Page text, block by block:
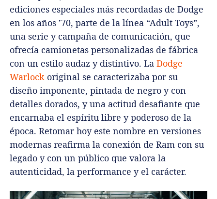
ediciones especiales más recordadas de Dodge
en los años ’70, parte de la línea “Adult Toys”,
una serie y campaña de comunicación, que
ofrecía camionetas personalizadas de fábrica
con un estilo audaz y distintivo. La Dodge
Warlock original se caracterizaba por su
diseño imponente, pintada de negro y con
detalles dorados, y una actitud desafiante que
encarnaba el espíritu libre y poderoso de la
época. Retomar hoy este nombre en versiones
modernas reafirma la conexión de Ram con su
legado y con un público que valora la
autenticidad, la performance y el carácter.